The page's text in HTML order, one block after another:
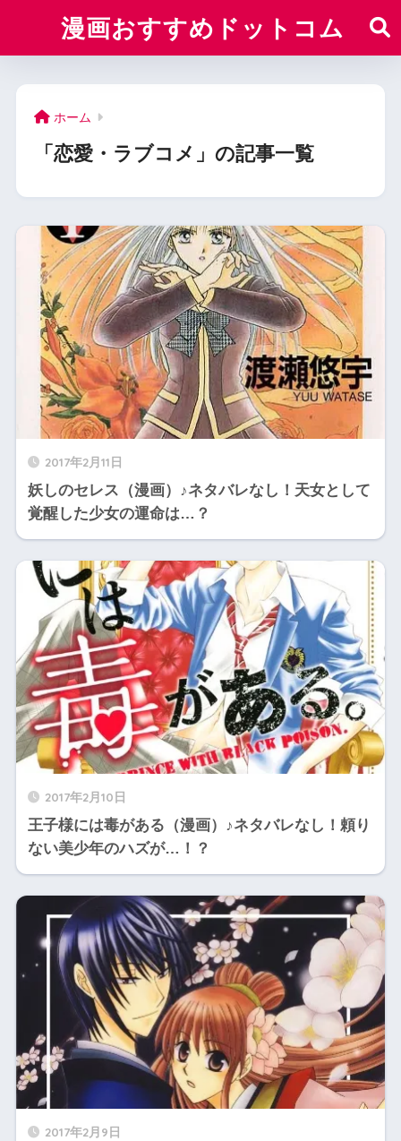
漫画おすすめドットコム
ホーム
「恋愛・ラブコメ」の記事一覧
2017年2月11日
妖しのセレス（漫画）♪ネタバレなし！天女として
覚醒した少女の運命は…？
2017年2月10日
王子様には毒がある（漫画）♪ネタバレなし！頼り
ない美少年のハズが…！？
2017年2月9日